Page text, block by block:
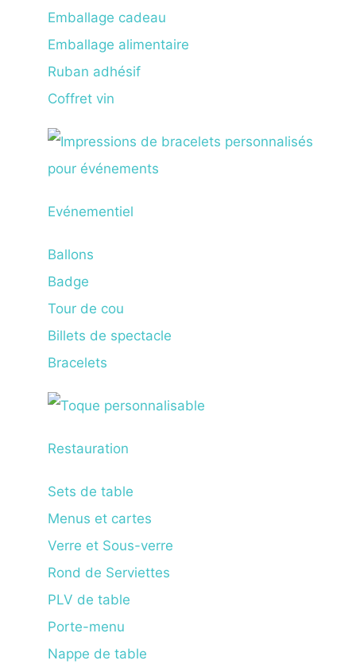
Emballage cadeau
Emballage alimentaire
Ruban adhésif
Coffret vin
Evénementiel
Ballons
Badge
Tour de cou
Billets de spectacle
Bracelets
Restauration
Sets de table
Menus et cartes
Verre et Sous-verre
Rond de Serviettes
PLV de table
Porte-menu
Nappe de table